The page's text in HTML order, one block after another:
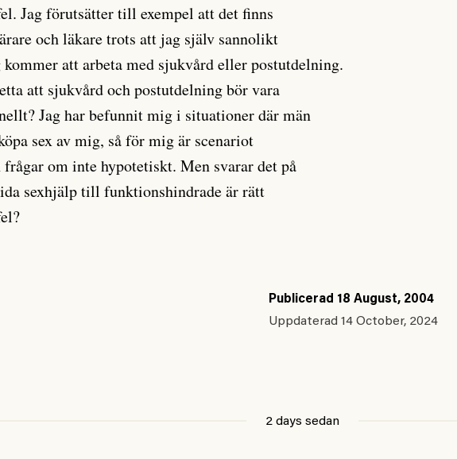
Jag förutsätter till exempel att det finns
och läkare trots att jag själv sannolikt
att arbeta med sjukvård eller postutdelning.
att sjukvård och postutdelning bör vara
Jag har befunnit mig i situationer där män
sex av mig, så för mig är scenariot
frågar om inte hypotetiskt. Men svarar det på
sexhjälp till funktionshindrade är rätt
Publicerad 18 August, 2004
Uppdaterad 14 October, 2024
2 days sedan